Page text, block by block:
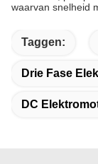
waarvan snelheid
Taggen:
Drie Fase
DC